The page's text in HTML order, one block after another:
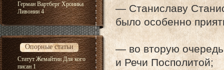
Герман Вартберг Хроника
Ливонии 4
Опорные статьи
Статут Жемайтии Для кого
писан 1
— Станиславу
было особенно
— во вторую
и Речи Посполитой;